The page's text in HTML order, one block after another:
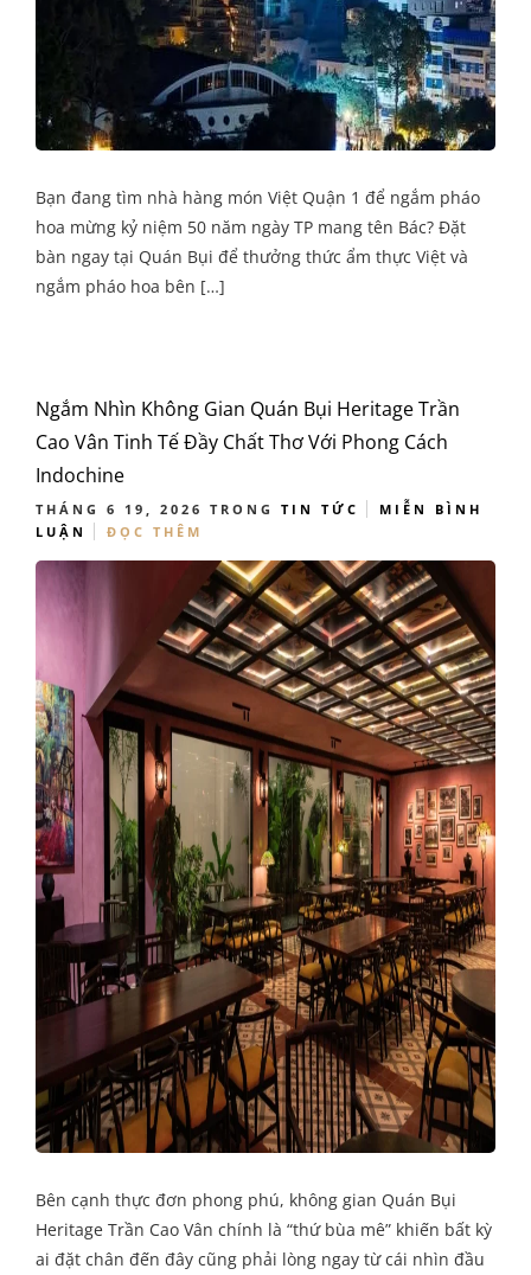
Bạn đang tìm nhà hàng món Việt Quận 1 để ngắm pháo
hoa mừng kỷ niệm 50 năm ngày TP mang tên Bác? Đặt
bàn ngay tại Quán Bụi để thưởng thức ẩm thực Việt và
ngắm pháo hoa bên […]
Ngắm Nhìn Không Gian Quán Bụi Heritage Trần
Cao Vân Tinh Tế Đầy Chất Thơ Với Phong Cách
Indochine
THÁNG 6 19, 2026 TRONG TIN TỨC
MIỄN BÌNH
LUẬN
ĐỌC THÊM
Bên cạnh thực đơn phong phú, không gian Quán Bụi
Heritage Trần Cao Vân chính là “thứ bùa mê” khiến bất kỳ
ai đặt chân đến đây cũng phải lòng ngay từ cái nhìn đầu